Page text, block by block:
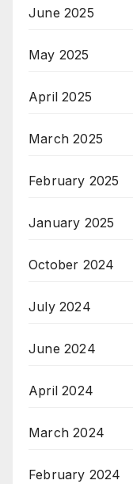
June 2025
May 2025
April 2025
March 2025
February 2025
January 2025
October 2024
July 2024
June 2024
April 2024
March 2024
February 2024